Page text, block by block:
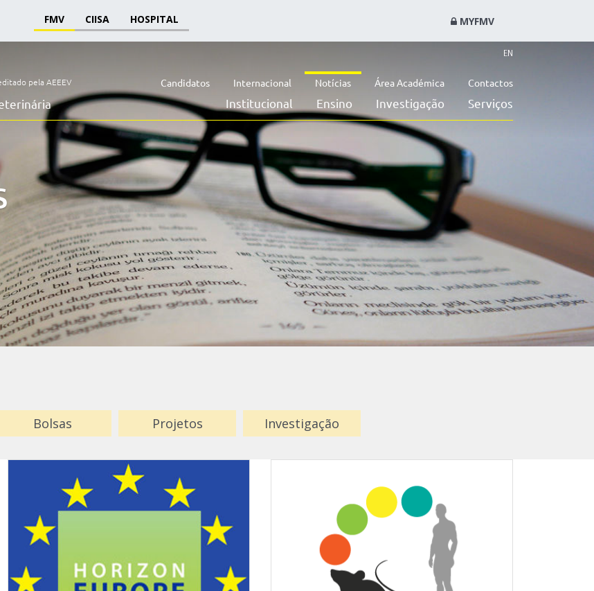
FMV CIISA HOSPITAL MYFMV
EN
pela AEEEV Candidatos Internacional Notícias Área Académica Contactos
Institucional Ensino Investigação Serviços
Bolsas Projetos Investigação